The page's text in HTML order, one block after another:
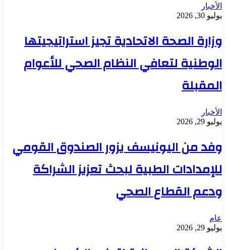
الأخبار
يوليو 30, 2026
وزارة الصحة الاتحادية تجيز استراتيجيتها
الوطنية لتعافي النظام الصحي للأعوام
المقبلة
الأخبار
يوليو 29, 2026
وفد من اليونيسف يزور الصندوق القومي
للإمدادات الطبية لبحث تعزيز الشراكة
ودعم القطاع الصحي
عام
يوليو 29, 2026